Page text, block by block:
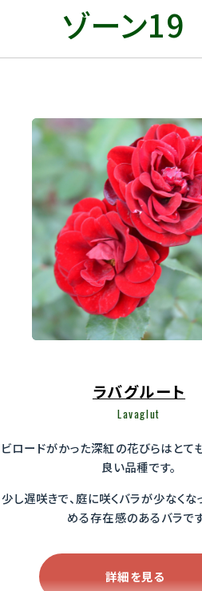
ゾーン19
ラバグルート
Lavaglut
ビロードがかった深紅の花びらはとて
良い品種です。
少し遅咲きで、庭に咲くバラが少なく
める存在感のあるバラです
詳細を見る